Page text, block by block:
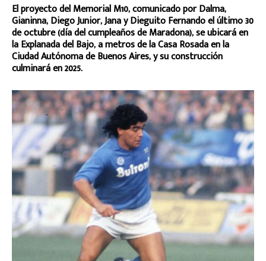
El proyecto del Memorial M10, comunicado por Dalma,
Gianinna, Diego Junior, Jana y Dieguito Fernando el último 30
de octubre (día del cumpleaños de Maradona), se ubicará en
la Explanada del Bajo, a metros de la Casa Rosada en la
Ciudad Autónoma de Buenos Aires, y su construcción
culminará en 2025.